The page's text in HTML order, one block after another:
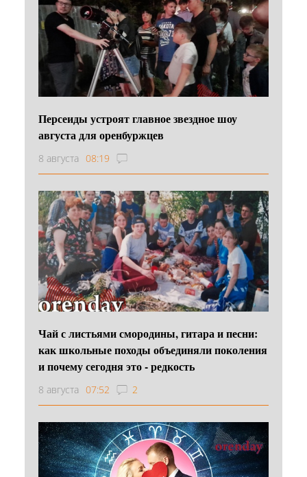
Персеиды устроят главное звездное шоу
августа для оренбуржцев
8 августа 08:19
Чай с листьями смородины, гитара и песни:
как школьные походы объединяли поколения
и почему сегодня это - редкость
8 августа 07:52 2